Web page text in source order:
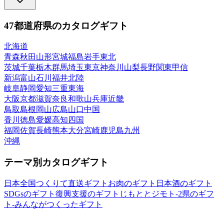
47都道府県のカタログギフト
北海道
青森秋田 山形宮城福島岩手東北
茨城千葉栃木群馬埼玉東京神奈川 山梨長野関東甲信
新潟富山石川 福井北陸
岐阜静岡愛知三重東海
大阪京都滋賀奈良和歌山兵庫近畿
鳥取島根 岡山広島山口 中国
香川 徳島愛媛高知 四国
福岡佐賀長崎熊本大分宮崎鹿児島九州
沖縄
テーマ別カタログギフト
日本全国つくりて直送ギフト お肉のギフト 日本酒のギフト
SDGsのギフト 復興支援のギフト じもととジモト-2県のギフ
ト-みんながつくったギフト